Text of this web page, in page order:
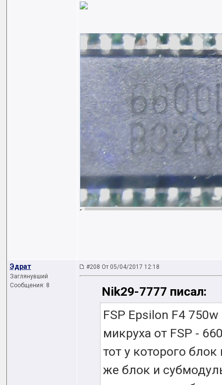
Эдрат
Заглянувший
Сообщения: 8
#208 От 05/04/2017 12:18
Nik29-7777 писал:
FSP Epsilon F4
микруха от FSP -
тот у которого
же блок и